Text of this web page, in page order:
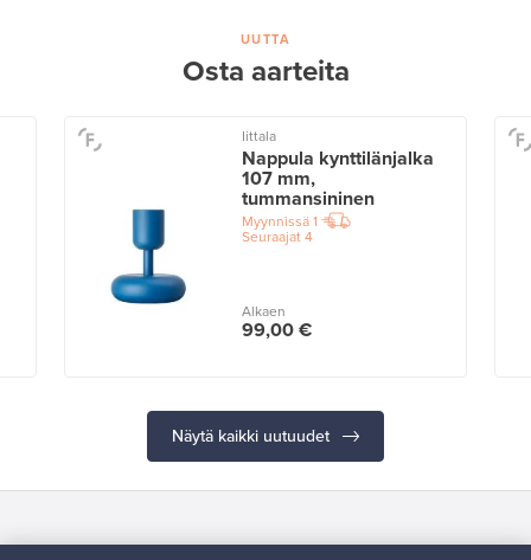
UUTTA
Osta aarteita
Iittala
Nappula kynttilänjalka
107 mm,
tummansininen
Myynnissä1
Seuraajat4
Alkaen
99,00 €
Näytä kaikki uutuudet